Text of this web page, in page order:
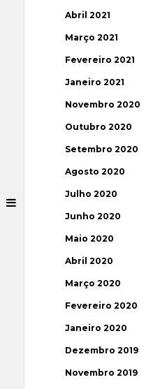
Abril 2021
Março 2021
Fevereiro 2021
Janeiro 2021
Novembro 2020
Outubro 2020
Setembro 2020
Agosto 2020
Julho 2020
Junho 2020
Maio 2020
Abril 2020
Março 2020
Fevereiro 2020
Janeiro 2020
Dezembro 2019
Novembro 2019